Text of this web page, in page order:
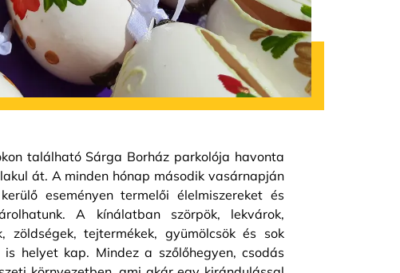
található Sárga Borház parkolója havonta
át. A minden hónap második vasárnapján
eseményen termelői élelmiszereket és
A kínálatban szörpök, lekvárok,
zöldségek, tejtermékek, gyümölcsök és sok
helyet kap. Mindez a szőlőhegyen, csodás